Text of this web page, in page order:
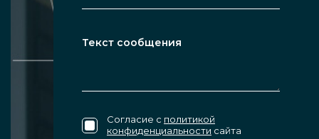
Согласие с политикой
конфиденциальности сайта